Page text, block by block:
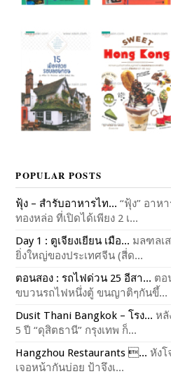
POPULAR POSTS
ฟุ้ง – สำรับอาหารไท... “ฟุ้ง” อาห
ทองหล่อ ที่เปิดได้เพียง 2 เ...
Day 1 : ตูเจียงเยียน เมือ... มลฑลเ
ยิ่งใหญ่ของประเทศจีน (สี่ด...
ตอนสอง : รถไฟด่วน 25 อีสา... ตอ
ขบวนรถไฟหนึ่งตู้ ขนญาติๆกันขึ้...
Dusit Thani Bangkok – โรง... หลั
5 ปี “ดุสิตธานี” กรุงเทพ ก็...
Hangzhou Restaurants ... หังโ
เจอหน้ากันบ่อย ป้าจึงเ...